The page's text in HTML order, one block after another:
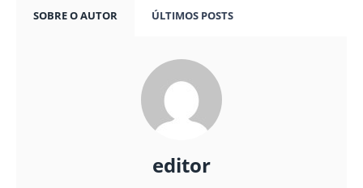
SOBRE O AUTOR ÚLTIMOS POSTS
editor